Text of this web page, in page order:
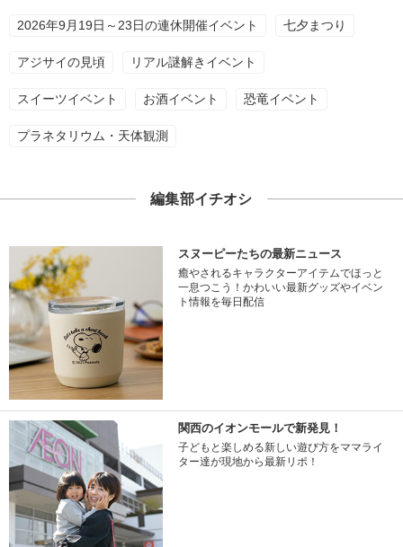
2026年9月19日～23日の連休開催イベント 七夕まつり
アジサイの見頃 リアル謎解きイベント
スイーツイベント お酒イベント 恐竜イベント
プラネタリウム・天体観測
編集部イチオシ
スヌーピーたちの最新ニュース
癒やされるキャラクターアイテムでほっと
一息つこう！かわいい最新グッズやイベン
ト情報を毎日配信
関西のイオンモールで新発見！
子どもと楽しめる新しい遊び方をママライ
ター達が現地から最新リポ！